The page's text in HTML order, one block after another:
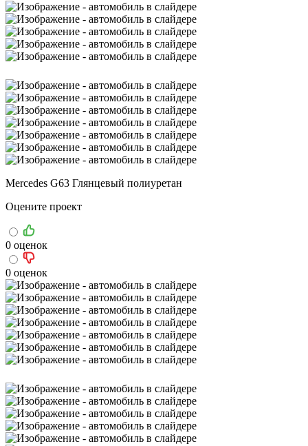
Mercedes G63 Глянцевый полиуретан
Оцените проект
0 оценок
0 оценок